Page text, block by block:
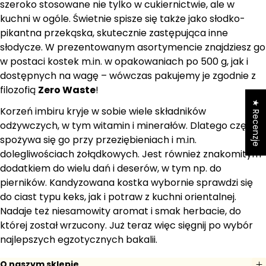
a
szeroko stosowane nie tylko w cukiernictwie, ale w
kuchni w ogóle. Świetnie spisze się także jako słodko-
pikantna przekąska, skutecznie zastępująca inne
słodycze. W prezentowanym asortymencie znajdziesz go
w postaci kostek m.in. w opakowaniach po 500 g, jak i
dostępnych na wagę – wówczas pakujemy je zgodnie z
filozofią Zero Waste!
Korzeń imbiru kryje w sobie wiele składników
odżywczych, w tym witamin i minerałów. Dlatego często
spożywa się go przy przeziębieniach i m.in.
dolegliwościach żołądkowych. Jest również znakomitym
dodatkiem do wielu dań i deserów, w tym np. do
pierników. Kandyzowana kostka wybornie sprawdzi się
do ciast typu keks, jak i potraw z kuchni orientalnej.
Nadaje też niesamowity aromat i smak herbacie, do
której został wrzucony. Już teraz więc sięgnij po wybór
najlepszych egzotycznych bakalii.
★ Recenzje